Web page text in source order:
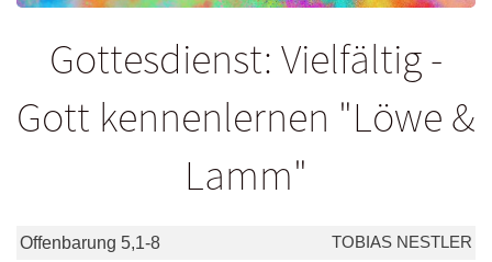
Gottesdienst: Vielfältig -
Gott kennenlernen "Löwe &
Lamm"
Offenbarung 5,1-8 TOBIAS NESTLER